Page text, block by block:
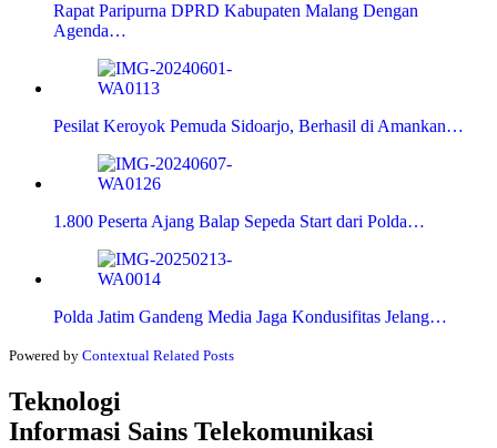
Rapat Paripurna DPRD Kabupaten Malang Dengan
Agenda…
Pesilat Keroyok Pemuda Sidoarjo, Berhasil di Amankan…
1.800 Peserta Ajang Balap Sepeda Start dari Polda…
Polda Jatim Gandeng Media Jaga Kondusifitas Jelang…
Powered by Contextual Related Posts
Teknologi
Informasi Sains Telekomunikasi